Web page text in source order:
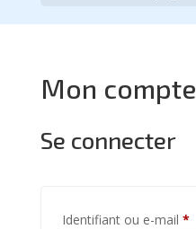
Mon compte
Se connecter
Identifiant ou e-mail *